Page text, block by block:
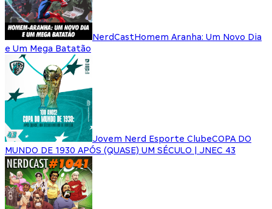
NerdCastHomem Aranha: Um Novo Dia
e Um Mega Batatão
Jovem Nerd Esporte ClubeCOPA DO
MUNDO DE 1930 APÓS (QUASE) UM SÉCULO | JNEC 43